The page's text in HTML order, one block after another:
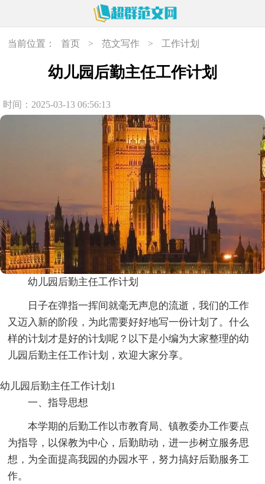
当前位置： 首页 > 范文写作 > 工作计划
幼儿园后勤主任工作计划
时间：2025-03-13 06:56:13
幼儿园后勤主任工作计划
日子在弹指一挥间就毫无声息的流逝，我们的工作
又迈入新的阶段，为此需要好好地写一份计划了。什么
样的计划才是好的计划呢？以下是小编为大家整理的幼
儿园后勤主任工作计划，欢迎大家分享。
幼儿园后勤主任工作计划1
一、指导思想
本学期的后勤工作以市教育局、镇教委办工作要点
为指导，以保教为中心，后勤助动，进一步树立服务思
想，为全面提高我园的办园水平，努力搞好后勤服务工
作。